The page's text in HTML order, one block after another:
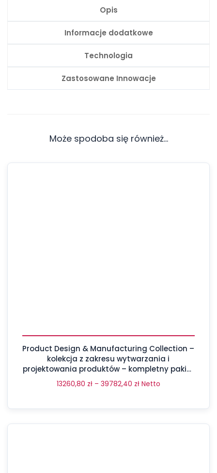
Opis
Informacje dodatkowe
Technologia
Zastosowane Innowacje
Może spodoba się również…
Product Design & Manufacturing Collection –
kolekcja z zakresu wytwarzania i
projektowania produktów – kompletny pakiet
aż 17 programów
13260,80 zł – 39782,40 zł Netto